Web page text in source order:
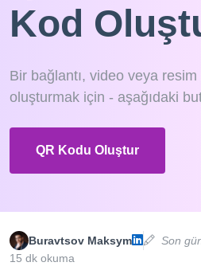
Kod
Bir bağlantı, video veya
oluşturmak için - aşağıdaki
QR Kodu Oluştur
Buravtsov Maksym Son
15 dk okuma